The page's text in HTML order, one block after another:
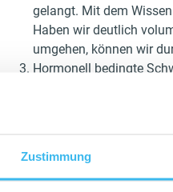
Zustimmung
gelangt. Mit dem
Haben wir deutlich
umgehen, können wir
Hormonell bedingte
gesagt nur das
Wunderwaffe in deiner